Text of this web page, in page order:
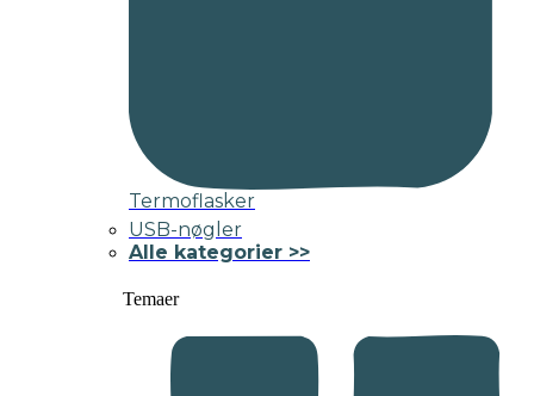
Termoflasker
USB-nøgler
Alle kategorier >>
Temaer